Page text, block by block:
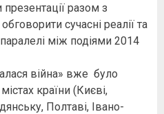
разом з
сучасні реалії та
між подіями 2014
війна» вже було
країни (Києві,
Полтаві, Івано-